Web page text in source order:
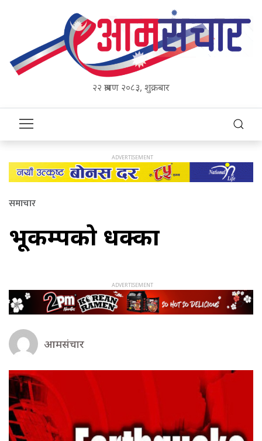
२२ श्रावण २०८३, शुक्रबार
समाचार
भूकम्पको धक्का
आमसंचार